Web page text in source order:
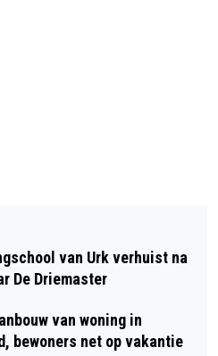
BERICHTEN
OVER
VRIJHEID IN DE
WINNEN
van Urk verhuist na
De Driemaster
van woning in
bewoners net op vakantie